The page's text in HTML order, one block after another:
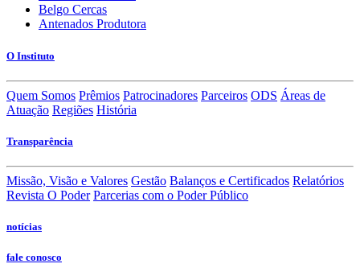
Belgo Cercas
Antenados Produtora
O Instituto
Quem Somos Prêmios Patrocinadores Parceiros ODS Áreas de
Atuação Regiões História
Transparência
Missão, Visão e Valores Gestão Balanços e Certificados Relatórios
Revista O Poder Parcerias com o Poder Público
notícias
fale conosco